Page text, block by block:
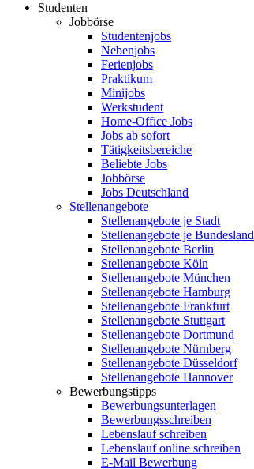
Studenten
Jobbörse
Studentenjobs
Nebenjobs
Ferienjobs
Praktikum
Minijobs
Werkstudent
Home-Office Jobs
Jobs ab sofort
Tätigkeitsbereiche
Beliebte Jobs
Jobbörse
Jobs Deutschland
Stellenangebote
Stellenangebote je Stadt
Stellenangebote je Bundesland
Stellenangebote Berlin
Stellenangebote Köln
Stellenangebote München
Stellenangebote Hamburg
Stellenangebote Frankfurt
Stellenangebote Stuttgart
Stellenangebote Dortmund
Stellenangebote Nürnberg
Stellenangebote Düsseldorf
Stellenangebote Hannover
Bewerbungstipps
Bewerbungsunterlagen
Bewerbungsschreiben
Lebenslauf schreiben
Lebenslauf online schreiben
E-Mail Bewerbung